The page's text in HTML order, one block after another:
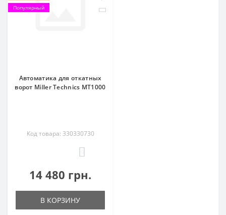
Популярный
Автоматика для откатных
ворот Miller Technics MT1000
Код товара: 330330730
14 480 грн.
В КОРЗИНУ